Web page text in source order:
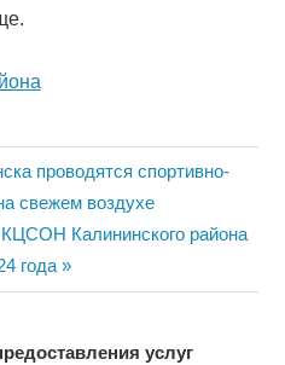
проводятся спортивно-
свежем воздухе
Калининского района
года
услуг